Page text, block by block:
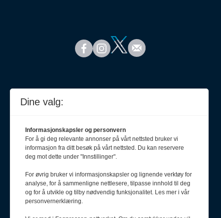
Meld deg på nyhetsbrev
Dine valg:
Informasjonskapsler og personvern
For å gi deg relevante annonser på vårt nettsted bruker vi
informasjon fra ditt besøk på vårt nettsted. Du kan reservere
deg mot dette under "Innstillinger".
For øvrig bruker vi informasjonskapsler og lignende verktøy for
analyse, for å sammenligne nettlesere, tilpasse innhold til deg
og for å utvikle og tilby nødvendig funksjonalitet. Les mer i vår
personvernerklæring.